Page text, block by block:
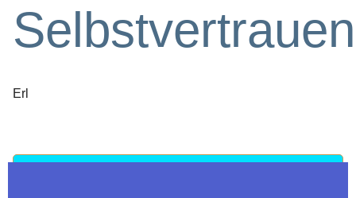
Selbstvertrauen
Erl